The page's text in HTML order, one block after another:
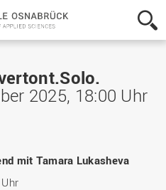
Hochschule
Osnabrück
-
Applied
Sciences
2025, 18:00 Uhr
mit Tamara Lukasheva